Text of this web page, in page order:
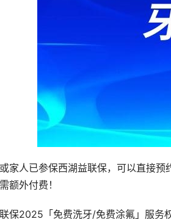
家人已参保西湖益联保，可以直接
额外付费！
保2025「免费洗牙/免费涂氟」服务